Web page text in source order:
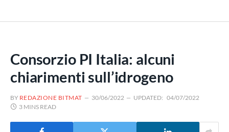
Consorzio PI Italia: alcuni
chiarimenti sull’idrogeno
BY REDAZIONE BITMAT 30/06/2022 UPDATED: 04/07/2022
3 MINS READ